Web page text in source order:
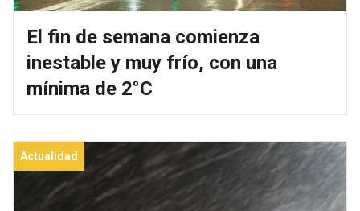
El fin de semana comienza
inestable y muy frío, con una
mínima de 2°C
Actualidad